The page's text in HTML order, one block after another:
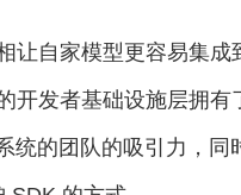
让自家模型更容易集
开发者基础设施层拥
统的团队的吸引力，